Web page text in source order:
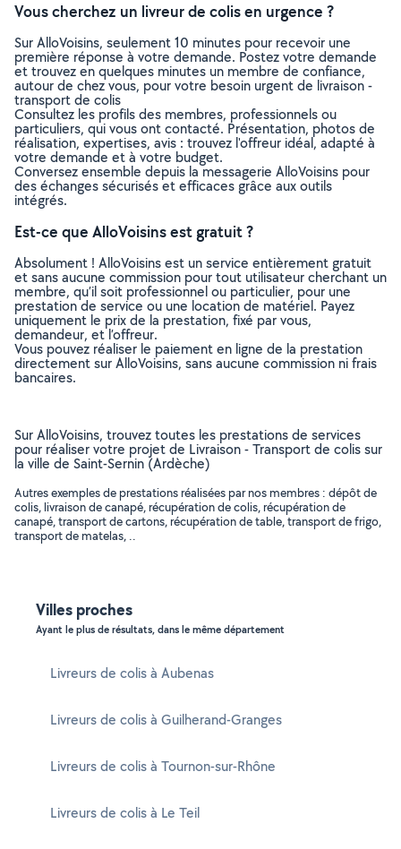
Vous cherchez un livreur de colis en urgence ?
Sur AlloVoisins, seulement 10 minutes pour recevoir une
première réponse à votre demande. Postez votre demande
et trouvez en quelques minutes un membre de confiance,
autour de chez vous, pour votre besoin urgent de livraison -
transport de colis
Consultez les profils des membres, professionnels ou
particuliers, qui vous ont contacté. Présentation, photos de
réalisation, expertises, avis : trouvez l'offreur idéal, adapté à
votre demande et à votre budget.
Conversez ensemble depuis la messagerie AlloVoisins pour
des échanges sécurisés et efficaces grâce aux outils
intégrés.
Est-ce que AlloVoisins est gratuit ?
Absolument ! AlloVoisins est un service entièrement gratuit
et sans aucune commission pour tout utilisateur cherchant un
membre, qu’il soit professionnel ou particulier, pour une
prestation de service ou une location de matériel. Payez
uniquement le prix de la prestation, fixé par vous,
demandeur, et l’offreur.
Vous pouvez réaliser le paiement en ligne de la prestation
directement sur AlloVoisins, sans aucune commission ni frais
bancaires.
Sur AlloVoisins, trouvez toutes les prestations de services
pour réaliser votre projet de Livraison - Transport de colis sur
la ville de Saint-Sernin (Ardèche)
Autres exemples de prestations réalisées par nos membres : dépôt de
colis, livraison de canapé, récupération de colis, récupération de
canapé, transport de cartons, récupération de table, transport de frigo,
transport de matelas, ..
Villes proches
Ayant le plus de résultats, dans le même département
Livreurs de colis à Aubenas
Livreurs de colis à Guilherand-Granges
Livreurs de colis à Tournon-sur-Rhône
Livreurs de colis à Le Teil